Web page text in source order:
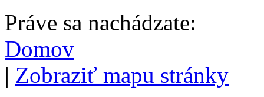
Práve sa nachádzate:
Domov
| Zobraziť mapu stránky